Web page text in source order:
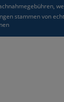
stammen von